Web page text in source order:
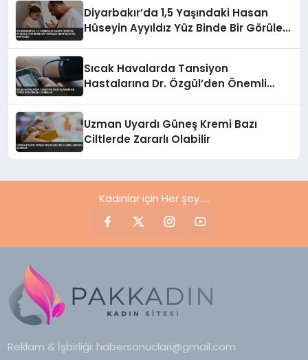
Diyarbakır’da 1,5 Yaşındaki Hasan
Hüseyin Ayyıldız Yüz Binde Bir Görülen
Sıcak Havalarda Tansiyon
Hastalarına Dr. Özgül’den Önemli
Uzman Uyardı Güneş Kremi Bazı
Ciltlerde Zararlı Olabilir
Kadınlar için Her şey.....
Reklam & İşbirliği: habersonuclari@gmail.com